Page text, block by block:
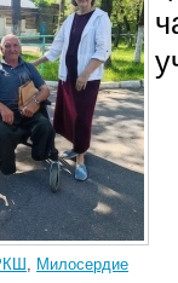
, Милосердие